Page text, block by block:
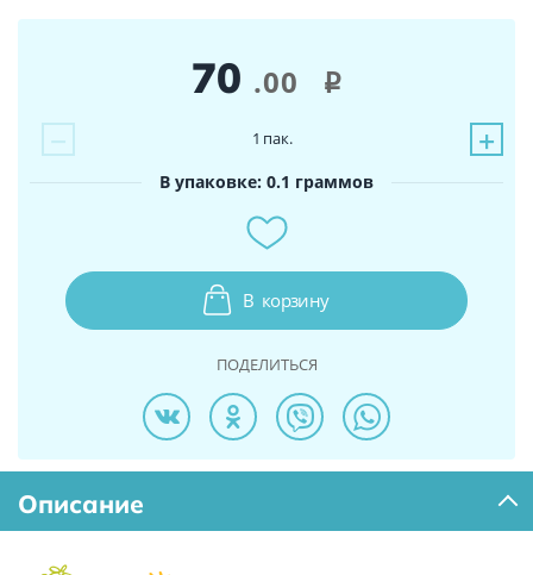
70 .00 i
− +
1 пак.
В упаковке: 0.1 граммов
В корзину
ПОДЕЛИТЬСЯ
Описание